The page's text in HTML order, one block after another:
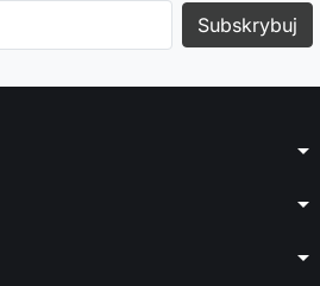
arrow_drop_down
arrow_drop_down
arrow_drop_down